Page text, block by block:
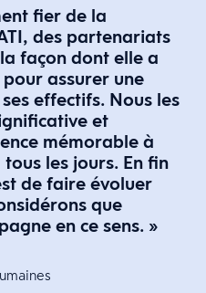
fier de la
des partenariats
façon dont elle a
assurer une
effectifs. Nous les
et
mémorable à
les jours. En fin
de faire évoluer
que
en ce sens. »